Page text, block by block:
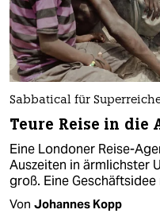
Sabbatical für
Teure Reise in die
Eine Londoner Reise-
Auszeiten in ärmlichster
groß. Eine
Von Johannes Kopp